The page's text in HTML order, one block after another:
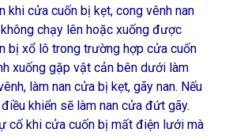
khi cửa cuốn bị kẹt, cong vênh nan
chạy lên hoặc xuống được
bị xổ lô trong trường hợp cửa cuốn
xuống gặp vật cản bên dưới làm
làm nan cửa bị kẹt, gãy nan. Nếu
khiển sẽ làm nan cửa đứt gãy.
cố khi cửa cuốn bị mất điện lưới mà